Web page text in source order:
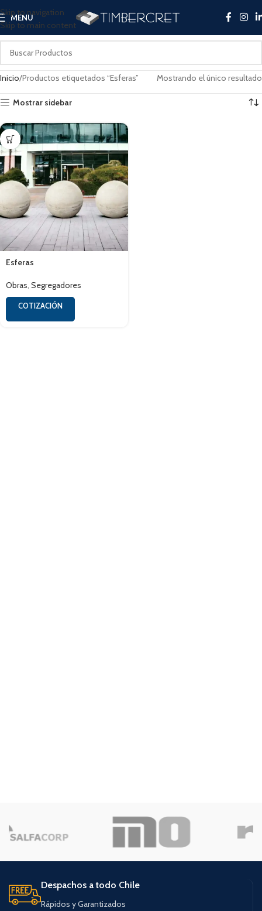
Skip to navigation
Skip to main content
MENU
Inicio Productos etiquetados “Esferas” Mostrando el único resultado
Mostrar sidebar
Esferas
Obras, Segregadores
COTIZACIÓN
Despachos a todo Chile
Rápidos y Garantizados